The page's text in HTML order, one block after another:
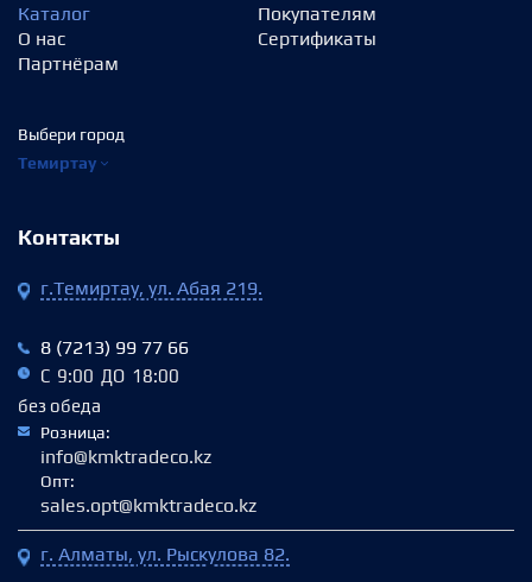
Каталог
О нас
Партнёрам
Покупателям
Сертификаты
Выбери город
Темиртау
Контакты
г.Темиртау, ул. Абая 219.
8 (7213) 99 77 66
С 9:00 ДО 18:00
без обеда
Розница:
info@kmktradeco.kz
Опт:
sales.opt@kmktradeco.kz
г. Алматы, ул. Рыскулова 82.